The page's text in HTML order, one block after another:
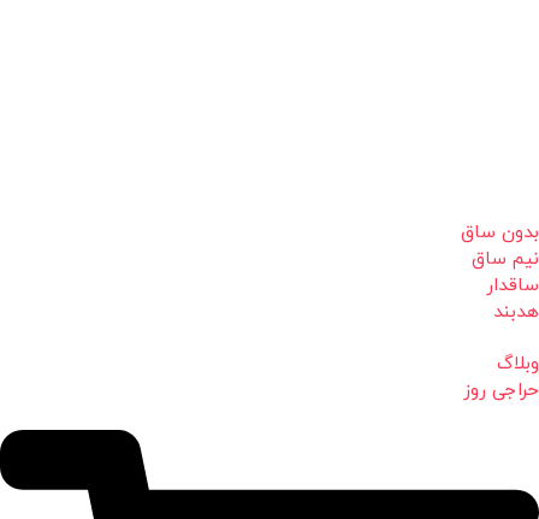
بدون ساق
نیم ساق
ساقدار
هدبند
وبلاگ
حراجی روز